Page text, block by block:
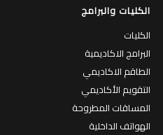
الكليات والبرامج
الكليات
البرامج الاكاديمية
الطاقم الاكاديمي
التقويم الأكاديمي
المساقات المطروحة
الهواتف الداخلية